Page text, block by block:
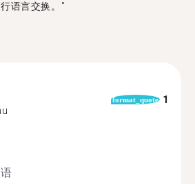
语言交换。"
format_quote 1